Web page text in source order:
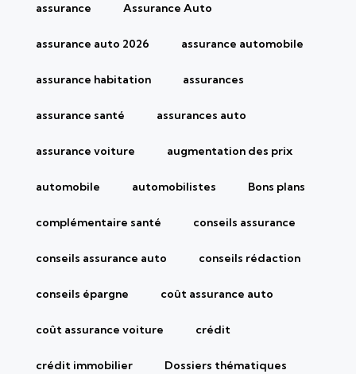
assurance Assurance Auto
assurance auto 2026 assurance automobile
assurance habitation assurances
assurance santé assurances auto
assurance voiture augmentation des prix
automobile automobilistes Bons plans
complémentaire santé conseils assurance
conseils assurance auto conseils rédaction
conseils épargne coût assurance auto
coût assurance voiture crédit
crédit immobilier Dossiers thématiques